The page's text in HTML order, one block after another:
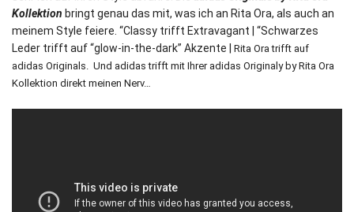
Kollektion bringt genau das mit, was ich an Rita Ora, als auch an
meinem Style feiere. “Classy trifft Extravagant | “Schwarzes
Leder trifft auf “glow-in-the-dark” Akzente |
Rita Ora trifft auf
adidas Originals. Und adidas trifft mit Ihrer adidas Originaly by Rita Ora
Kollektion direkt meinen Nerv…